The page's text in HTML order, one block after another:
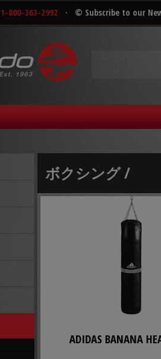
1-800-363-2992 · © Subscribe to our
ボクシング /
ADIDAS BANANA